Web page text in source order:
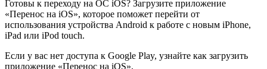
Готовы к переходу на ОС iOS? Загрузите приложение
«Перенос на iOS», которое поможет перейти от
использования устройства Android к работе с новым iPhone,
iPad или iPod touch.
Если у вас нет доступа к Google Play, узнайте как загрузить
приложение «Перенос на iOS».